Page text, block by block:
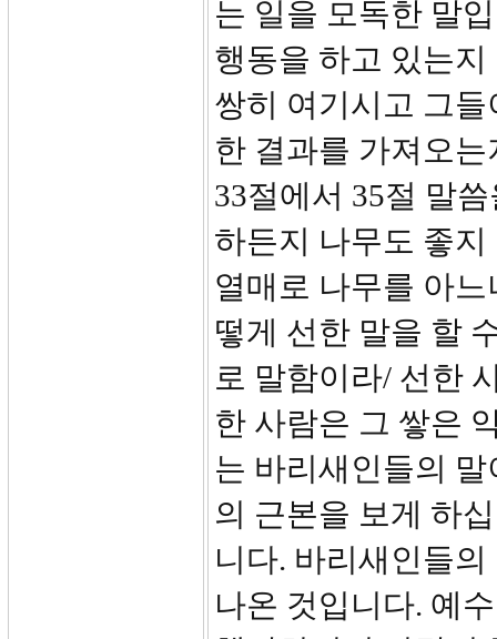
는 일을 모독한 말
행동을 하고 있는
쌍히 여기시고 그
한 결과를 가져오
33절에서 35절 말
하든지 나무도 좋
열매로 나무를 아
떻게 선한 말을 할
로 말함이라/ 선한
한 사람은 그 쌓은
는 바리새인들의
의 근본을 보게 하
니다. 바리새인들
나온 것입니다. 예